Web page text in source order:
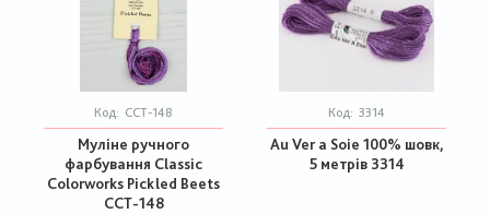
Код: CCT-148
Муліне ручного
фарбування Classic
Colorworks Pickled Beets
CCT-148
Код: 3314
Au Ver a Soie 100% шовк,
5 метрів 3314